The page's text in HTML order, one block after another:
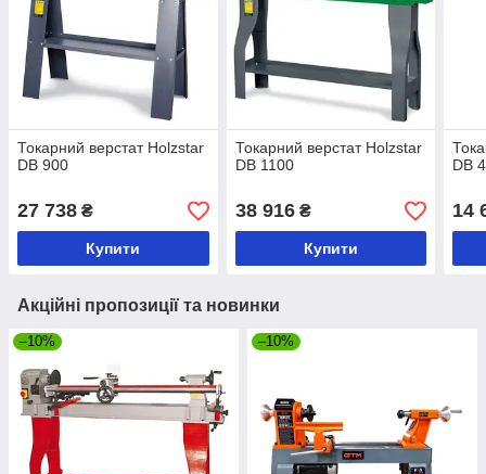
Токарний верстат Holzstar
DB 900
27 738 ₴
Купити
Токарний верстат Holzstar
DB 1100
38 916₴
Купити
DB
14
Акційні пропозиції та новинки
–10% –10%